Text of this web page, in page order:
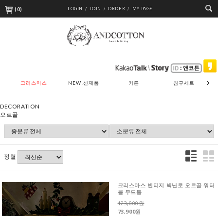
(0) LOGIN / JOIN / ORDER / MY PAGE
크리스마스 NEW!신제품 커튼 침구세트
DECORATION
오르골
정렬
크리스마스 빈티지 벽난로 오르골 워터
볼 무드등
123,000원
73,900원